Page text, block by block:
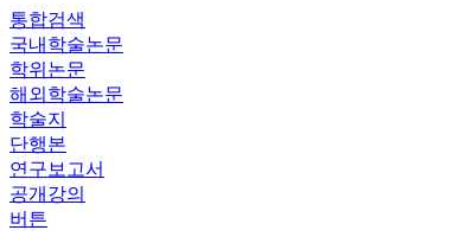
통합검색
국내학술논문
학위논문
해외학술논문
학술지
단행본
연구보고서
공개강의
버튼